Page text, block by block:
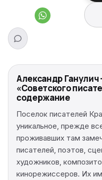
Александр
«Советского
содержание
Поселок писателей
уникальное, прежде
проживавших там
писателей, поэтов,
художников,
кинорежиссеров. Их